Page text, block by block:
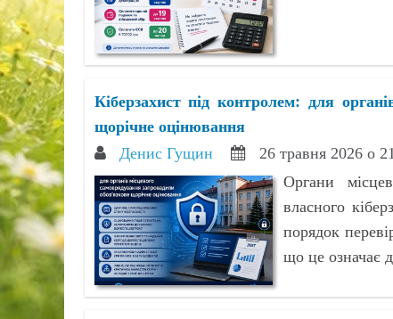
Кіберзахист під контролем: для
щорічне оцінювання
Денис Гущин 26 травня 2026 о
Органи
власного
порядок
що це означає